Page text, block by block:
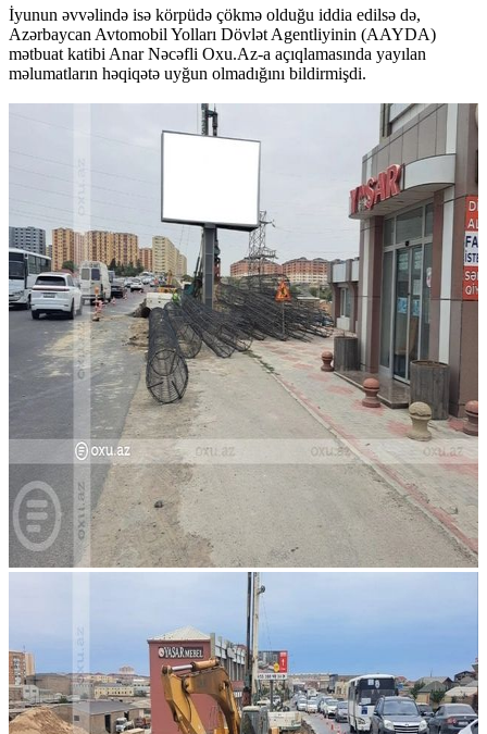
İyunun əvvəlində isə körpüdə çökmə olduğu iddia edilsə də,
Azərbaycan Avtomobil Yolları Dövlət Agentliyinin (AAYDA)
mətbuat katibi Anar Nəcəfli Oxu.Az-a açıqlamasında yayılan
məlumatların həqiqətə uyğun olmadığını bildirmişdi.